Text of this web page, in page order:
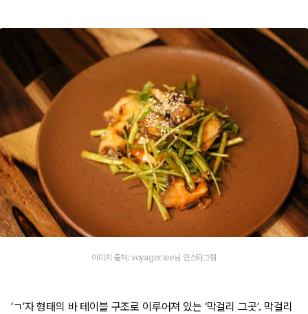
이미지 출처: voyager.lee님 인스타그램
‘ㄱ’자 형태의 바 테이블 구조로 이루어져 있는 ‘막걸리 그곳’. 막걸리